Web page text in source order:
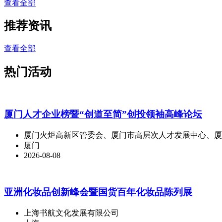
查看全部
推荐资讯
查看全部
热门活动
厦门人才企业榜暨“创道至简”创投领袖高峰论坛
厦门火炬高新区管委会、厦门市高层次人才发展中心、
厦门
2026-08-08
亚洲化妆品创新峰会暨国货百年化妆品陈列展
上海书航文化发展有限公司